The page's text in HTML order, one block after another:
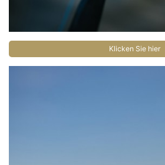
Klicken Sie hier